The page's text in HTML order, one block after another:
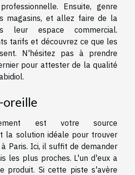
Ensuite, genre
magasins, et allez faire de la
leur espace commercial.
tarifs et découvrez ce que les
N'hésitez pas à prendre
pour attester de la qualité
oreille
est votre source
la solution idéale pour trouver
Paris. Ici, il suffit de demander
les plus proches. L'un d'eux a
produit. Si cette piste s'avère